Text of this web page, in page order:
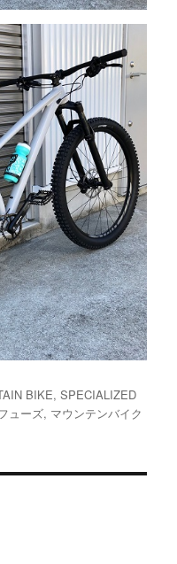
BIKE,SPECIALIZED
ューズ, マウンテンバイク